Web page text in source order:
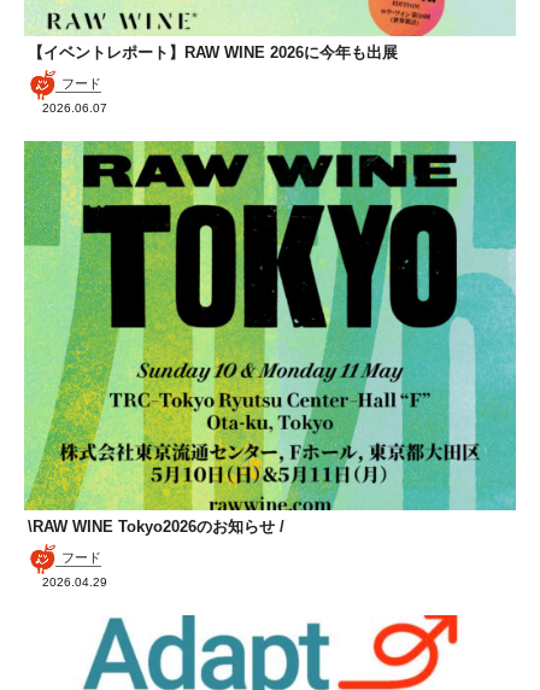
【イベントレポート】RAW WINE 2026に今年も出展
フード
2026.06.07
\RAW WINE Tokyo2026のお知らせ /
フード
2026.04.29